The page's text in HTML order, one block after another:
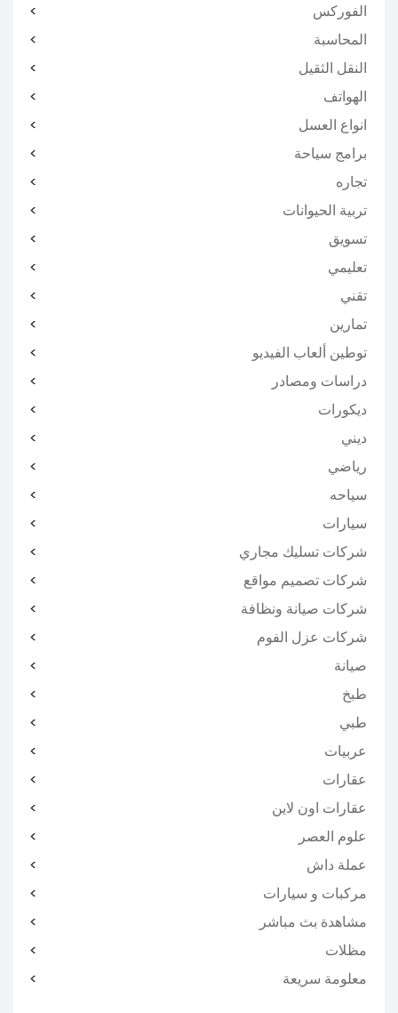
الفوركس
المحاسبة
النقل الثقيل
الهواتف
انواع العسل
برامج سياحة
تجاره
تربية الحيوانات
تسويق
تعليمي
تقني
تمارين
توطين ألعاب الفيديو
دراسات ومصادر
ديكورات
ديني
رياضي
سياحه
سيارات
شركات تسليك مجاري
شركات تصميم مواقع
شركات صيانة ونظافة
شركات عزل الفوم
صيانة
طبخ
طبي
عربيات
عقارات
عقارات اون لاين
علوم العصر
عملة داش
مركبات و سيارات
مشاهدة بث مباشر
مظلات
معلومة سريعة